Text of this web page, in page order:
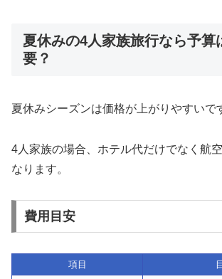
夏休みの4人家族旅行なら予算
要？
夏休みシーズンは価格が上がりやすいで
4人家族の場合、ホテル代だけでなく航
なります。
費用目安
項目